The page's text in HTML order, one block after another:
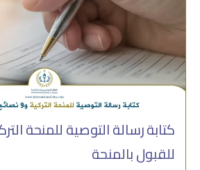
للقبول بالمنحة